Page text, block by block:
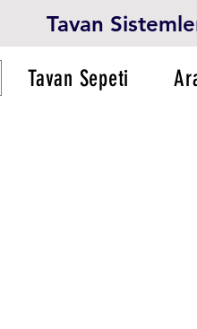
Tavan
Tavan Sepeti